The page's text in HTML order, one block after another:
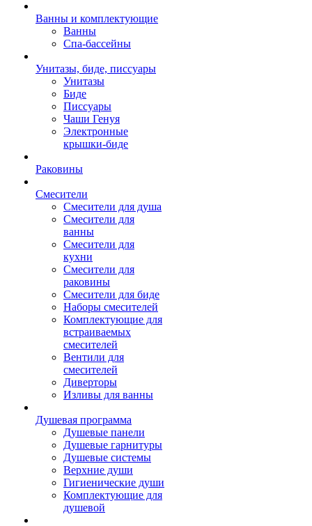
Ванны и комплектующие
Ванны
Спа-бассейны
Унитазы, биде, писсуары
Унитазы
Биде
Писсуары
Чаши Генуя
Электронные
крышки-биде
Раковины
Смесители
Смесители для душа
Смесители для
ванны
Смесители для
кухни
Смесители для
раковины
Смесители для биде
Наборы смесителей
Комплектующие для
встраиваемых
смесителей
Вентили для
смесителей
Диверторы
Изливы для ванны
Душевая программа
Душевые панели
Душевые гарнитуры
Душевые системы
Верхние души
Гигиенические души
Комплектующие для
душевой